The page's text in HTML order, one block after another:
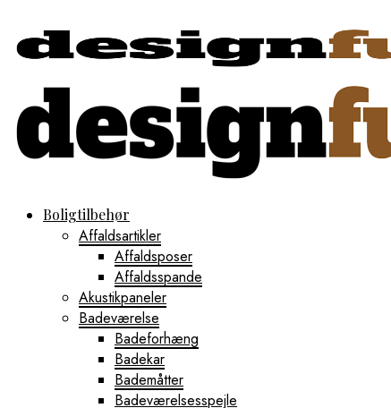
Boligtilbehør
Affaldsartikler
Affaldsposer
Affaldsspande
Akustikpaneler
Badeværelse
Badeforhæng
Badekar
Bademåtter
Badeværelsesspejle